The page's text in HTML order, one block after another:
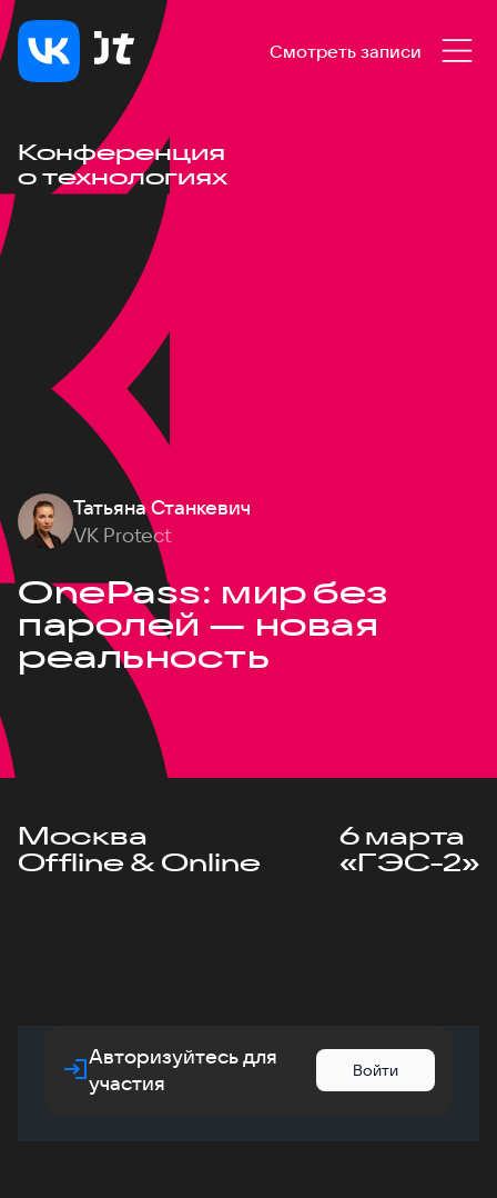
Смотреть записи
Конференция
о технологиях
Татьяна Станкевич
VK Protect
OnePass: мир без
паролей — новая
реальность
Москва
Offline & Online
6 марта
«ГЭС-2»
Авторизуйтесь для
участия
Войти